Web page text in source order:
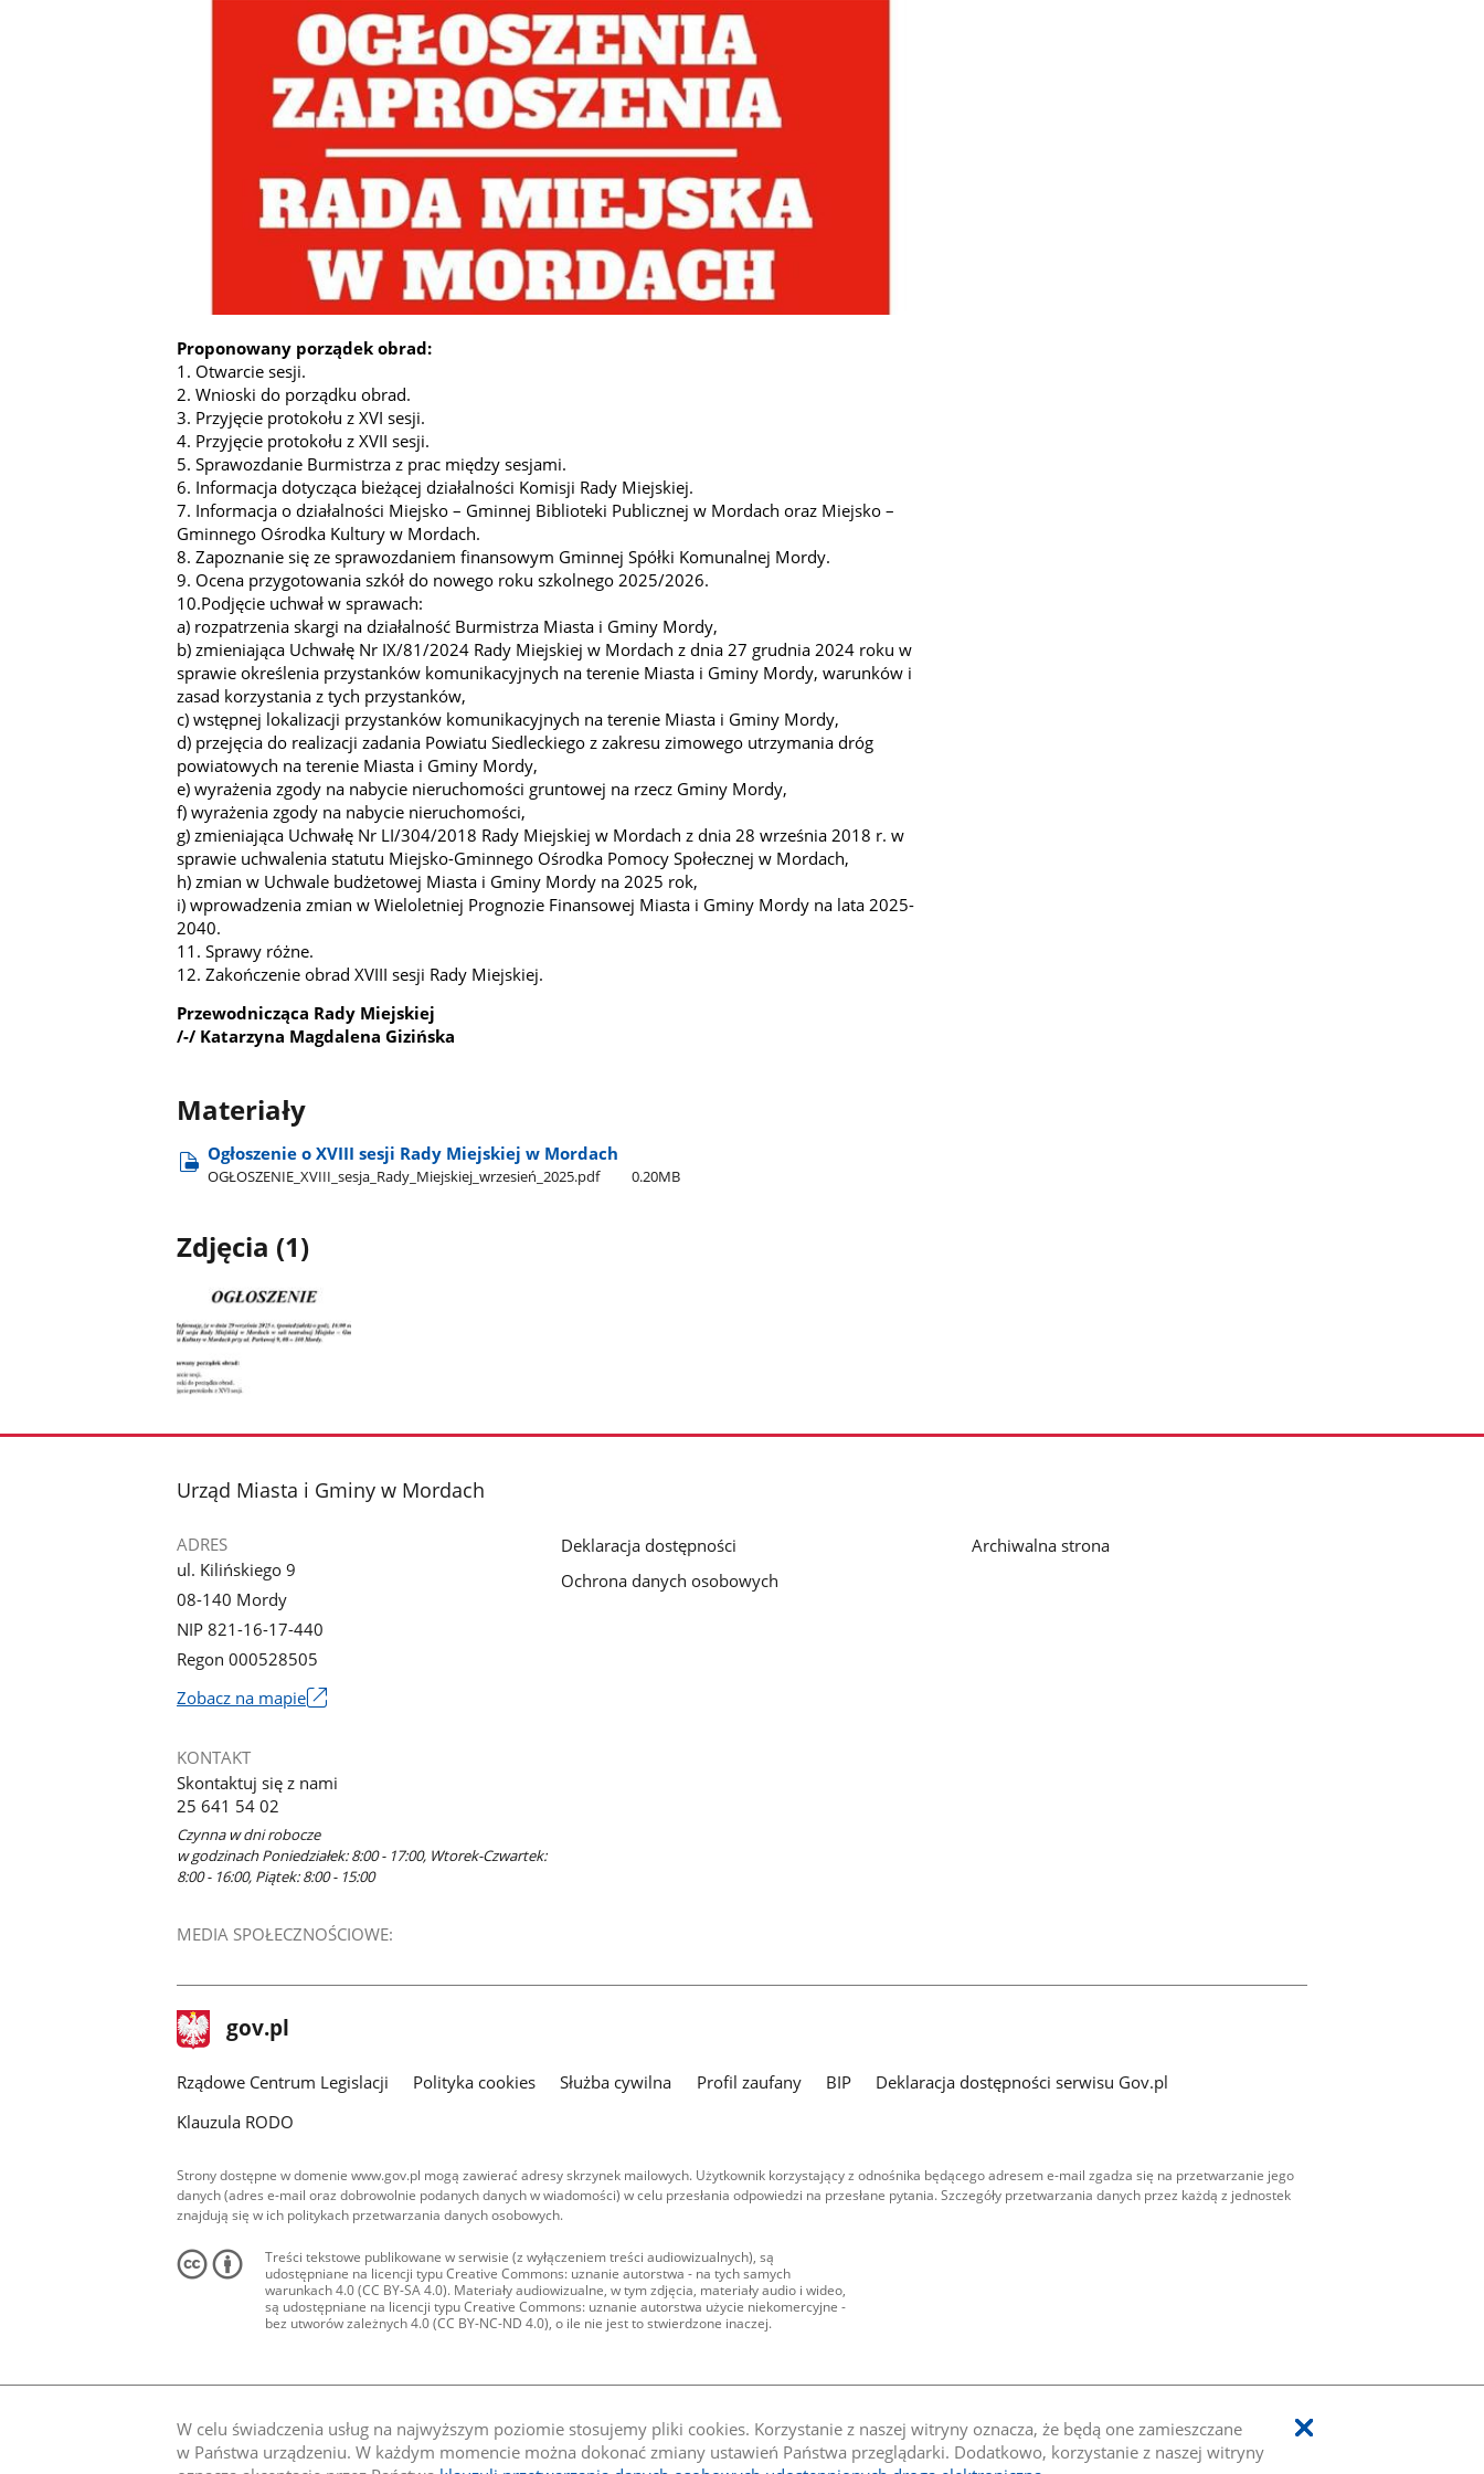
W celu świadczenia usług na najwyższym poziomie stosujemy pliki cookies. Korzystanie z naszej witryny oznacza, że będą one zamieszczane
w Państwa urządzeniu. W każdym momencie można dokonać zmiany ustawień Państwa przeglądarki. Dodatkowo, korzystanie z naszej witryny
Proponowany porządek obrad:
1. Otwarcie sesji.
2. Wnioski do porządku obrad.
3. Przyjęcie protokołu z XVI sesji.
4. Przyjęcie protokołu z XVII sesji.
5. Sprawozdanie Burmistrza z prac między sesjami.
6. Informacja dotycząca bieżącej działalności Komisji Rady Miejskiej.
7. Informacja o działalności Miejsko – Gminnej Biblioteki Publicznej w Mordach oraz Miejsko –
Gminnego Ośrodka Kultury w Mordach.
8. Zapoznanie się ze sprawozdaniem finansowym Gminnej Spółki Komunalnej Mordy.
9. Ocena przygotowania szkół do nowego roku szkolnego 2025/2026.
10.Podjęcie uchwał w sprawach:
a) rozpatrzenia skargi na działalność Burmistrza Miasta i Gminy Mordy,
b) zmieniająca Uchwałę Nr IX/81/2024 Rady Miejskiej w Mordach z dnia 27 grudnia 2024 roku w
sprawie określenia przystanków komunikacyjnych na terenie Miasta i Gminy Mordy, warunków i
zasad korzystania z tych przystanków,
c) wstępnej lokalizacji przystanków komunikacyjnych na terenie Miasta i Gminy Mordy,
d) przejęcia do realizacji zadania Powiatu Siedleckiego z zakresu zimowego utrzymania dróg
powiatowych na terenie Miasta i Gminy Mordy,
e) wyrażenia zgody na nabycie nieruchomości gruntowej na rzecz Gminy Mordy,
f) wyrażenia zgody na nabycie nieruchomości,
g) zmieniająca Uchwałę Nr LI/304/2018 Rady Miejskiej w Mordach z dnia 28 września 2018 r. w
sprawie uchwalenia statutu Miejsko-Gminnego Ośrodka Pomocy Społecznej w Mordach,
h) zmian w Uchwale budżetowej Miasta i Gminy Mordy na 2025 rok,
i) wprowadzenia zmian w Wieloletniej Prognozie Finansowej Miasta i Gminy Mordy na lata 2025-
2040.
11. Sprawy różne.
12. Zakończenie obrad XVIII sesji Rady Miejskiej.
Przewodnicząca Rady Miejskiej
/-/ Katarzyna Magdalena Gizińska
Materiały
Ogłoszenie o XVIII sesji Rady Miejskiej w Mordach
OGŁOSZENIE​_XVIII​_sesja​_Rady​_Miejskiej​_wrzesień​_2025.pdf 0.20MB
Zdjęcia (1)
galerii.
stopka
Urząd Miasta i Gminy w Mordach
ADRES
ul. Kilińskiego 9
08-140 Mordy
NIP 821-16-17-440
Regon 000528505
Zobacz na mapieLink
nowym
KONTAKT
Skontaktuj się z nami
25 641 54 02
Czynna w dni robocze
w godzinach Poniedziałek: 8:00 - 17:00, Wtorek-Czwartek:
8:00 - 16:00, Piątek: 8:00 - 15:00
MEDIA SPOŁECZNOŚCIOWE:
Deklaracja dostępności
Ochrona danych osobowych
Archiwalna strona
stopka
gov.pl Strona
gov.pl
Rządowe Centrum Legislacji Polityka cookies Służba cywilna Profil zaufany BIP
Deklaracja dostępności serwisu Gov.pl
Klauzula RODO
Strony dostępne w domenie www.gov.pl mogą zawierać adresy skrzynek mailowych. Użytkownik korzystający z odnośnika będącego adresem e-mail zgadza się na przetwarzanie jego
danych (adres e-mail oraz dobrowolnie podanych danych w wiadomości) w celu przesłania odpowiedzi na przesłane pytania. Szczegóły przetwarzania danych przez każdą z jednostek
znajdują się w ich politykach przetwarzania danych osobowych.
Treści tekstowe publikowane w serwisie (z wyłączeniem treści audiowizualnych), są
udostępniane na licencji typu Creative Commons: uznanie autorstwa - na tych samych
warunkach 4.0 (CC BY-SA 4.0). Materiały audiowizualne, w tym zdjęcia, materiały audio i wideo,
są udostępniane na licencji typu Creative Commons: uznanie autorstwa użycie niekomercyjne -
bez utworów zależnych 4.0 (CC BY-NC-ND 4.0), o ile nie jest to stwierdzone inaczej.